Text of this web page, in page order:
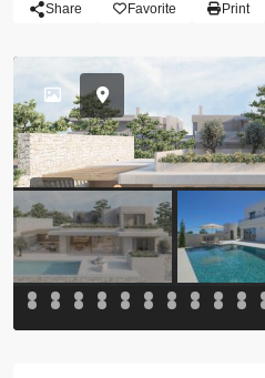
Share Favorite Print
Previous